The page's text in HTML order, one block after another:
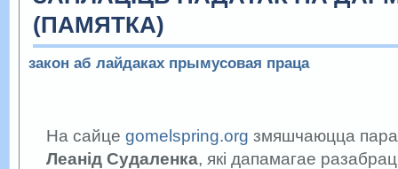
(ПАМЯТКА)
закон аб лайдаках прымусовая праца
На сайце gomelspring.org змяшчаюцца
Леанід Судаленка, які дапамагае